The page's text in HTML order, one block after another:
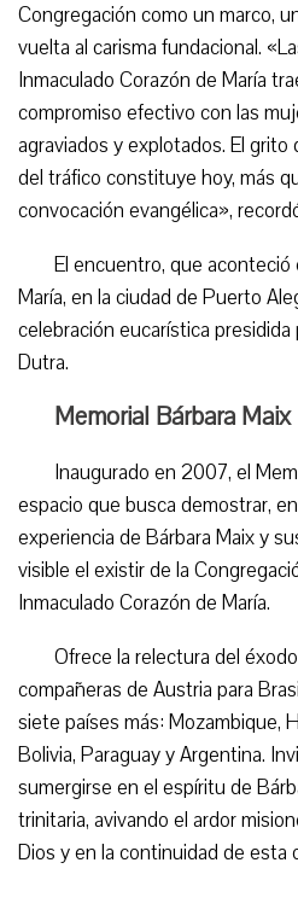
Congregación como un marco,
vuelta al carisma fundacional.
Inmaculado Corazón de María
compromiso efectivo con las
agraviados y explotados. El grito
del tráfico constituye hoy, más
convocación evangélica»,
El encuentro, que
María, en la ciudad de Puerto
celebración eucarística presidida
Dutra.
Memorial Bárbara Maix
Inaugurado en 2007, el
espacio que busca demostrar,
experiencia de Bárbara Maix y
visible el existir de la
Inmaculado Corazón de María.
Ofrece la relectura del
compañeras de Austria para
siete países más: Mozambique,
Bolivia, Paraguay y Argentina.
sumergirse en el espíritu de
trinitaria, avivando el ardor
Dios y en la continuidad de esta